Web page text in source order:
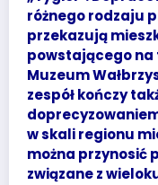
różnego rodzaju
przekazują
powstającego na
Muzeum
zespół kończy
w skali regionu
można przynosić
związane z